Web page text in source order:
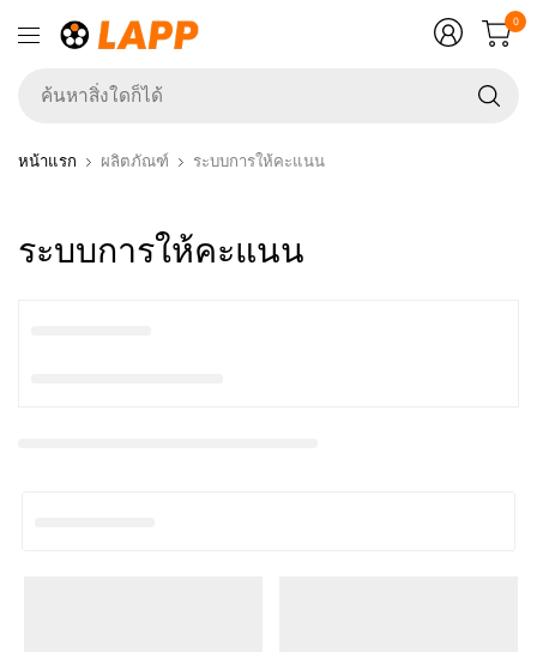
0
หน้าแรก ผลิตภัณฑ์ ระบบการให้คะแนน
ระบบการให้คะแนน